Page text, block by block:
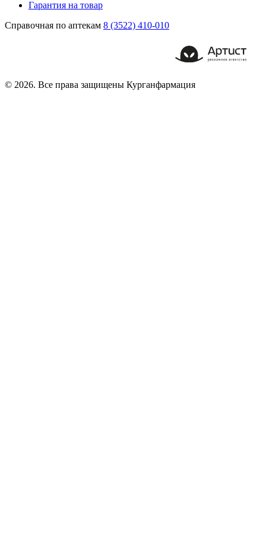
Гарантия на товар
Справочная по аптекам 8 (3522) 410-010
© 2026. Все права защищены Курганфармация